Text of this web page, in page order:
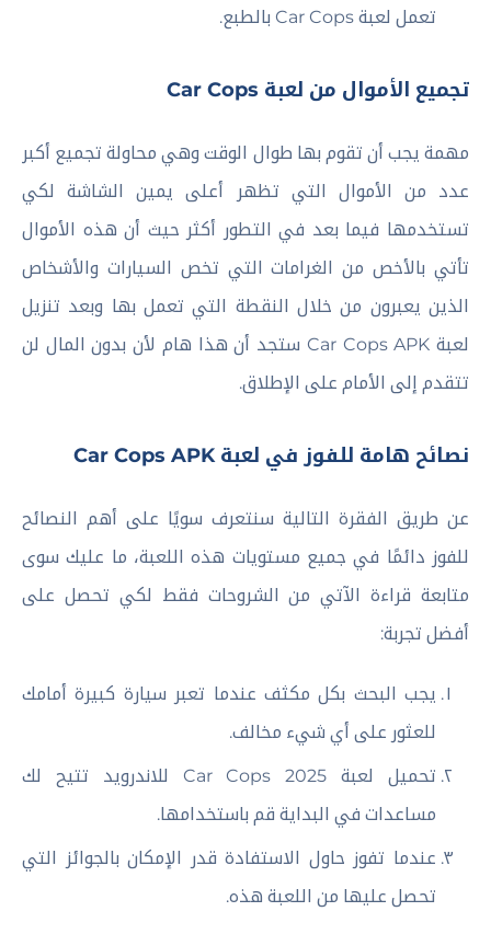
تعمل لعبة Car Cops بالطبع.
تجميع الأموال من لعبة Car Cops
مهمة يجب أن تقوم بها طوال الوقت وهي محاولة تجميع أكبر
عدد من الأموال التي تظهر أعلى يمين الشاشة لكي
تستخدمها فيما بعد في التطور أكثر حيث أن هذه الأموال
تأتي بالأخص من الغرامات التي تخص السيارات والأشخاص
الذين يعبرون من خلال النقطة التي تعمل بها وبعد تنزيل
لعبة Car Cops APK ستجد أن هذا هام لأن بدون المال لن
تتقدم إلى الأمام على الإطلاق.
نصائح هامة للفوز في لعبة Car Cops APK
عن طريق الفقرة التالية سنتعرف سويًا على أهم النصائح
للفوز دائمًا في جميع مستويات هذه اللعبة، ما عليك سوى
متابعة قراءة الآتي من الشروحات فقط لكي تحصل على
أفضل تجربة:
يجب البحث بكل مكثف عندما تعبر سيارة كبيرة أمامك
للعثور على أي شيء مخالف.
تحميل لعبة Car Cops 2025 للاندرويد تتيح لك
مساعدات في البداية قم باستخدامها.
عندما تفوز حاول الاستفادة قدر الإمكان بالجوائز التي
تحصل عليها من اللعبة هذه.